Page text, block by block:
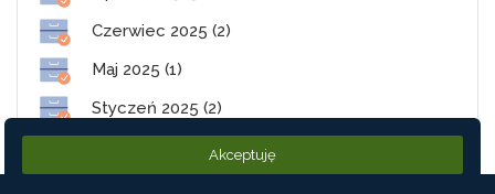
Czerwiec 2025 (2)
Maj 2025 (1)
Styczeń 2025 (2)
Akceptuję